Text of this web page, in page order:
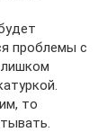
проблемы с
то